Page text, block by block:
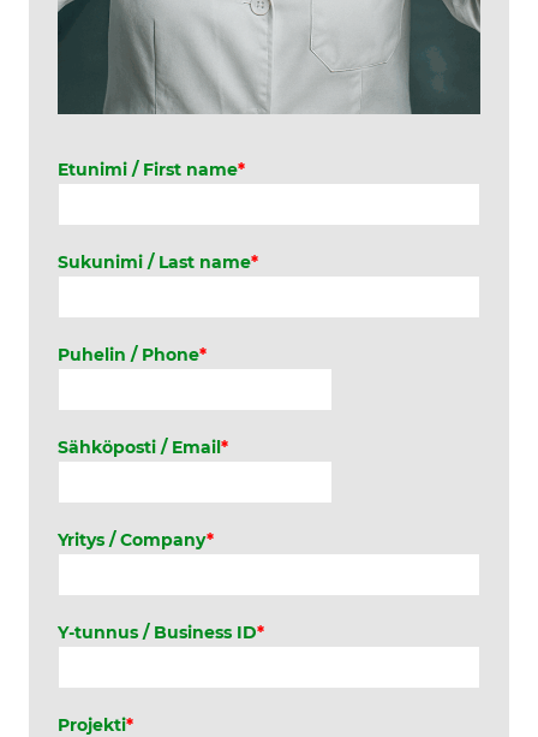
Etunimi / First name*
Sukunimi / Last name*
Puhelin / Phone*
Sähköposti / Email*
Yritys / Company*
Y-tunnus / Business ID*
Projekti*